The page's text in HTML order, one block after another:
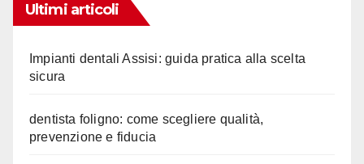
Ultimi articoli
Impianti dentali Assisi: guida pratica alla scelta
sicura
dentista foligno: come scegliere qualità,
prevenzione e fiducia